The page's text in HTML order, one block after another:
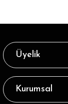
Üyelik
Kurumsal